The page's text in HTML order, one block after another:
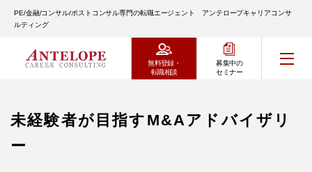
PE/金融/コンサル/ポストコンサル専門の転職エージェント アンテロープキャリアコンサ
ルティング
無料登録・
転職相談
募集中の
セミナー
未経験者が目指すM&Aアドバイザリ
ー